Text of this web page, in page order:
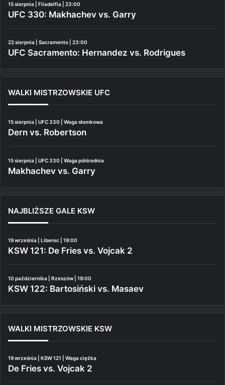
15 sierpnia | Filadelfia | 23:00
UFC 330: Makhachev vs. Garry
22 sierpnia | Sacramento | 23:00
UFC Sacramento: Hernandez vs. Rodrigues
WALKI MISTRZOWSKIE UFC
15 sierpnia | UFC 330 | Waga słomkowa
Dern vs. Robertson
15 sierpnia | UFC 330 | Waga półśrednia
Makhachev vs. Garry
NAJBLIŻSZE GALE KSW
19 września | Liberec | 19:00
KSW 121: De Fries vs. Vojcak 2
10 października | Rzeszów | 19:00
KSW 122: Bartosiński vs. Masaev
WALKI MISTRZOWSKIE KSW
19 września | KSW 121 | Waga ciężka
De Fries vs. Vojcak 2